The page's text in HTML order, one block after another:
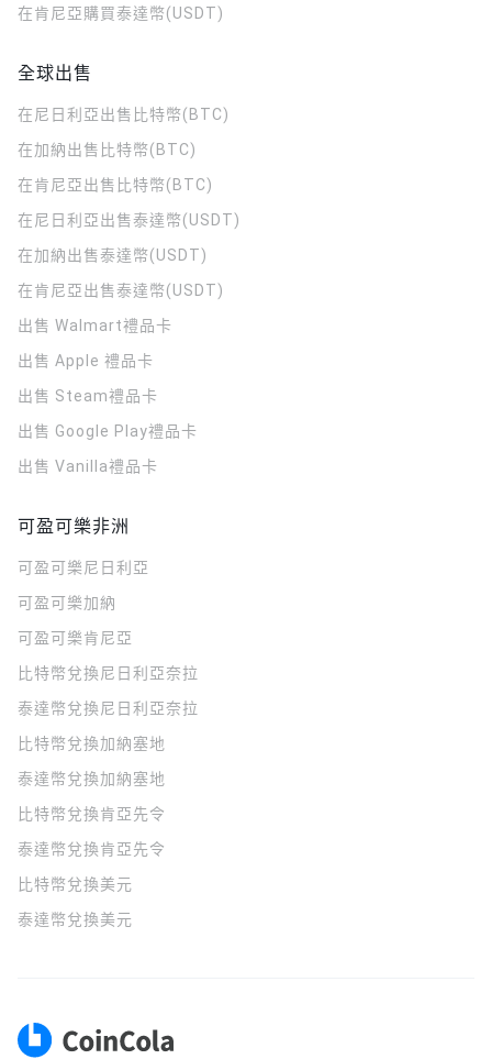
在肯尼亞購買泰達幣(USDT)
全球出售
在尼日利亞出售比特幣(BTC)
在加納出售比特幣(BTC)
在肯尼亞出售比特幣(BTC)
在尼日利亞出售泰達幣(USDT)
在加納出售泰達幣(USDT)
在肯尼亞出售泰達幣(USDT)
出售 Walmart禮品卡
出售 Apple 禮品卡
出售 Steam禮品卡
出售 Google Play禮品卡
出售 Vanilla禮品卡
可盈可樂非洲
可盈可樂 尼日利亞
可盈可樂加納
可盈可樂肯尼亞
比特幣兌換尼日利亞奈拉
泰達幣兌換尼日利亞奈拉
比特幣兌換加納塞地
泰達幣兌換加納塞地
比特幣兌換肯亞先令
泰達幣兌換肯亞先令
比特幣兌換美元
泰達幣兌換美元